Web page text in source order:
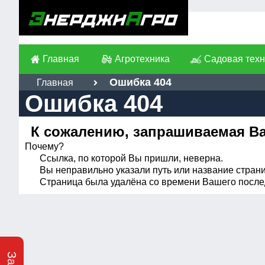
Главная Агротехника Садовая
Главная Ошибка 404
Ошибка 404
К сожалению, запрашиваемая
Почему?
Ссылка, по которой Вы пришли, неверна.
Вы неправильно указали путь или название
Страница была удалёна со времени Вашего